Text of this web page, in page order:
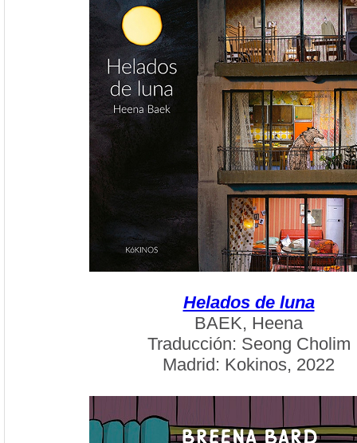
Helados de luna
BAEK, Heena
Traducción: Seong Cholim
Madrid: Kokinos, 2022